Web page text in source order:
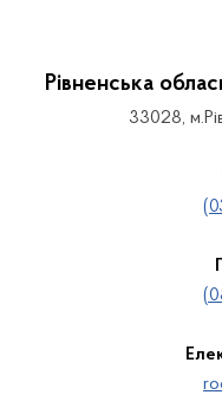
Рівненська
33028,